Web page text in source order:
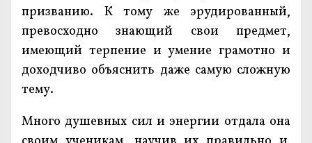
призванию. К тому же эрудированный,
превосходно знающий свои предмет,
имеющий терпение и умение грамотно и
доходчиво объяснить даже самую сложную
тему.
Много душевных сил и энергии отдала она